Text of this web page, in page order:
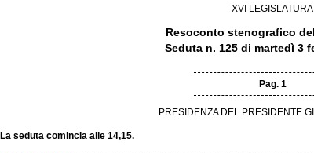
XVI LEGISLATURA
Resoconto stenografico
Seduta n. 125 di martedì 3
Pag. 1
PRESIDENZA DEL PRESIDENTE
La seduta comincia alle 14,15.